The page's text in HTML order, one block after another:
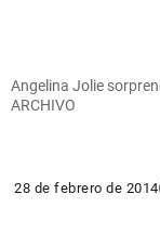
Angelina Jolie
ARCHIVO
28 de febrero de 2014